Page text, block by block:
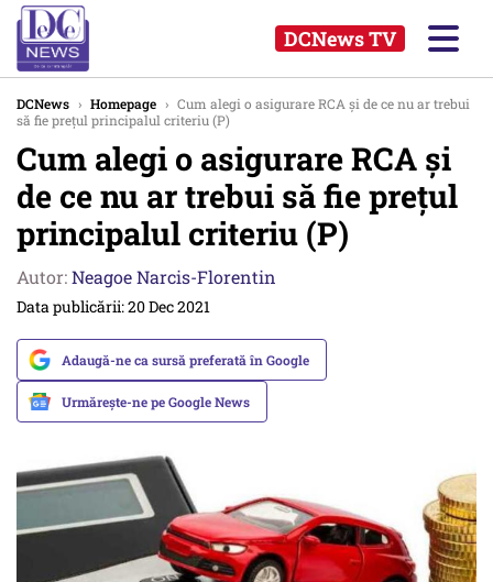
DCNews TV
DCNews › Homepage › Cum alegi o asigurare RCA şi de ce nu ar trebui
să fie preţul principalul criteriu (P)
Cum alegi o asigurare RCA şi
de ce nu ar trebui să fie preţul
principalul criteriu (P)
Autor:Neagoe Narcis-Florentin
Data publicării: 20 Dec 2021
Adaugă-ne ca sursă preferată în Google
Urmărește-ne pe Google News